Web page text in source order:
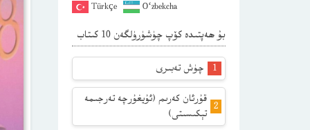
Türkçe
O‘zbekcha
بۇ ھەپتىدە كۆپ چۈشۈرۈلگەن 10 كىتاب
چۈش تەبىرى
قۇرئان كەرىم (ئۇيغۇرچە تەرجىمە
تېكىسىتى)